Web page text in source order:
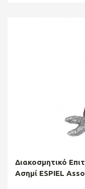
Διακοσμητικό
Ασημί ESPIEL